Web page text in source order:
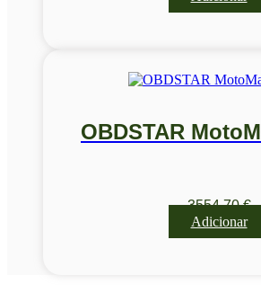
OBDSTAR
3554,70€
Adicionar